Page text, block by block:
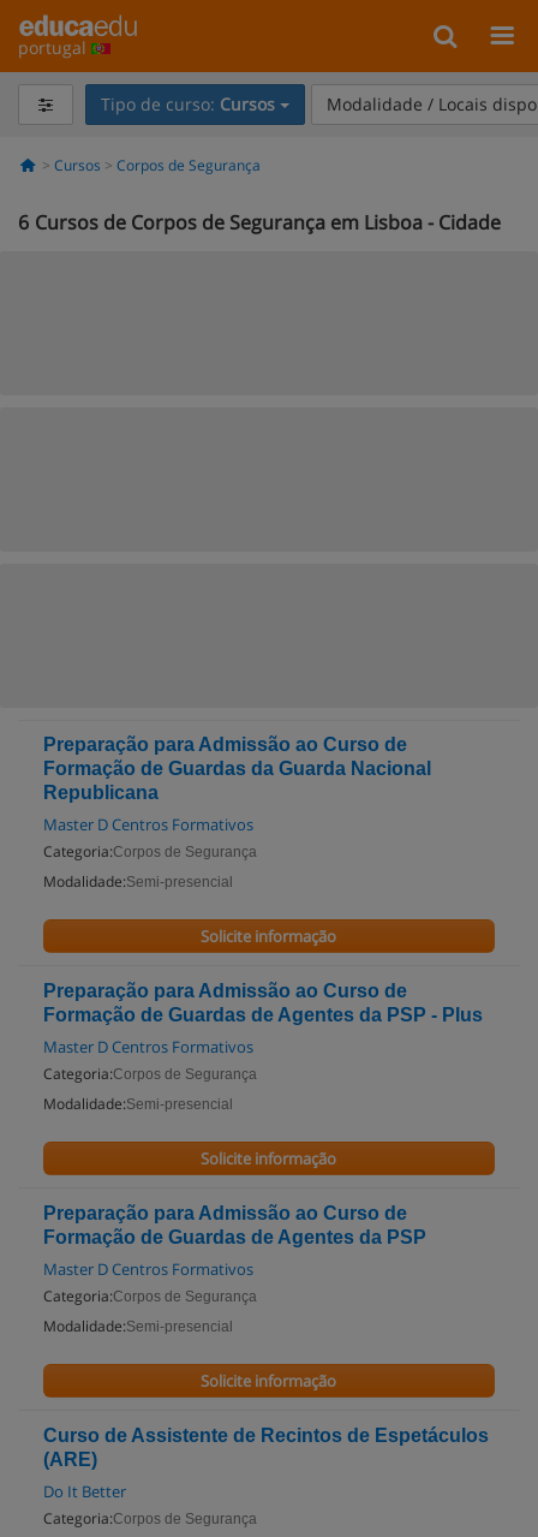
portugal
Tipo de curso: Cursos Modalidade / Locais
Cursos Corpos de Segurança
6 Cursos de Corpos de Segurança em Lisboa - Cidade
Preparação para Admissão ao Curso de
Formação de Guardas da Guarda Nacional
Republicana
Master D Centros Formativos
Categoria:Corpos de Segurança
Modalidade:Semi-presencial
Solicite informação
Preparação para Admissão ao Curso de
Formação de Guardas de Agentes da PSP - Plus
Master D Centros Formativos
Categoria:Corpos de Segurança
Modalidade:Semi-presencial
Solicite informação
Preparação para Admissão ao Curso de
Formação de Guardas de Agentes da PSP
Master D Centros Formativos
Categoria:Corpos de Segurança
Modalidade:Semi-presencial
Solicite informação
Curso de Assistente de Recintos de Espetáculos
(ARE)
Do It Better
Categoria:Corpos de Segurança